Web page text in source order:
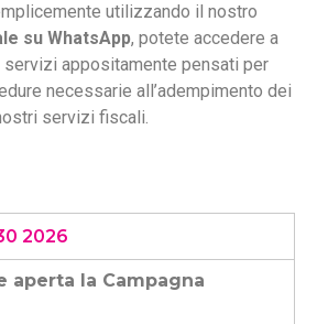
utilizzando il nostro
su WhatsApp, potete accedere a
servizi appositamente pensati per
necessarie all’adempimento dei
servizi fiscali.
2026
aperta la Campagna